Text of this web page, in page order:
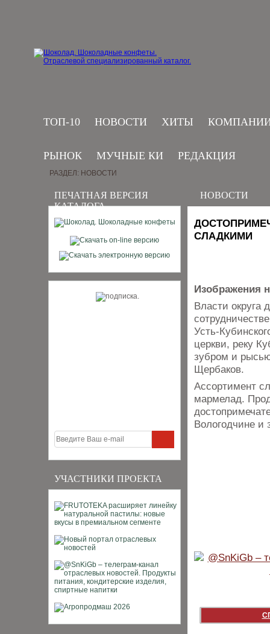
ТОП-10 НОВОСТИ ХИТЫ
РЫНОК МУЧНЫЕ КИ РЕДАКЦИЯ
ПЕЧАТНАЯ ВЕРСИЯ
КАТАЛОГА
УЧАСТНИКИ ПРОЕКТА
РАЗДЕЛ: НОВОСТИ
НОВОСТИ
СЛАДКИМИ
Изображения
Власти округа
Усть-
церкви, реку
зубром и
Щербаков.
Ассортимент
мармелад.
Вологодчине и